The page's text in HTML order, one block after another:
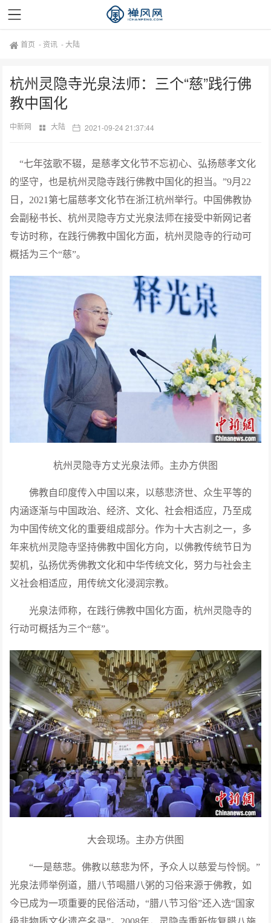
首页 - 资讯 -大陆
杭州灵隐寺光泉法师：三个“慈”践行佛
教中国化
中新网 大陆 2021-09-24 21:37:44
“七年弦歌不辍，是慈孝文化节不忘初心、弘扬慈孝文化
的坚守，也是杭州灵隐寺践行佛教中国化的担当。”9月22
日，2021第七届慈孝文化节在浙江杭州举行。中国佛教协
会副秘书长、杭州灵隐寺方丈光泉法师在接受中新网记者
专访时称，在践行佛教中国化方面，杭州灵隐寺的行动可
概括为三个“慈”。
杭州灵隐寺方丈光泉法师。主办方供图
佛教自印度传入中国以来，以慈悲济世、众生平等的
内涵逐渐与中国政治、经济、文化、社会相适应，乃至成
为中国传统文化的重要组成部分。作为十大古刹之一，多
年来杭州灵隐寺坚持佛教中国化方向，以佛教传统节日为
契机，弘扬优秀佛教文化和中华传统文化，努力与社会主
义社会相适应，用传统文化浸润宗教。
光泉法师称，在践行佛教中国化方面，杭州灵隐寺的
行动可概括为三个“慈”。
大会现场。主办方供图
“一是慈悲。佛教以慈悲为怀，予众人以慈爱与怜悯。”
光泉法师举例道，腊八节喝腊八粥的习俗来源于佛教，如
今已成为一项重要的民俗活动，“腊八节习俗”还入选“国家